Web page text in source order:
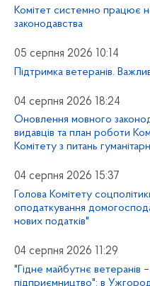
Комітет системно працює
законодавства
05 серпня 2026 10:14
Підтримка ветеранів.
04 серпня 2026 18:24
Оновлення мовного
видавців та план роботи
Комітету з питань
04 серпня 2026 15:37
Голова Комітету
оподаткування
нових податків"
04 серпня 2026 11:29
"Гідне майбутнє ветеранів –
підприємництво": в